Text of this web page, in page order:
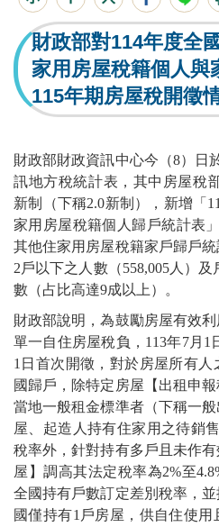
財政部對114年度全
家用房屋稅籍個人與
115年期房屋稅開徵
財政部財政資訊中心今（8）日
訊地方稅統計表，其中房屋稅
新制（下稱2.0新制），新增「
家用房屋稅籍個人歸戶統計表
其他住家用房屋稅籍家戶歸戶
2戶以下之人數（558,005人）
數（占比高達9成以上）。
財政部說明，為鼓勵房屋有效
單一自住房屋稅負，113年7月1
1日首次開徵，對於房屋所有
國歸戶，除特定房屋【出租申
當地一般租金標準者（下稱一
屋、起造人持有住家用之待銷
稅率外，針對持有多戶且未作
屋】調高其法定稅率為2%至
全國持有戶數訂定差別稅率，
國僅持有1戶房屋，供自住使